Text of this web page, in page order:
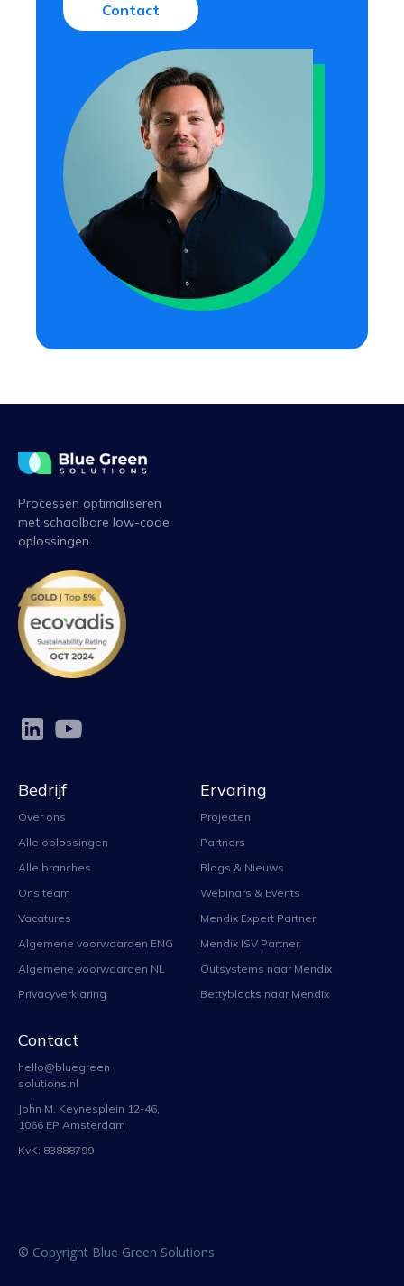
Contact
Processen optimaliseren
met schaalbare low-code
oplossingen.
Bedrijf
Over ons
Alle oplossingen
Alle branches
Ons team
Vacatures
Algemene voorwaarden ENG
Algemene voorwaarden NL
Privacyverklaring
Ervaring
Projecten
Partners
Blogs & Nieuws
Webinars & Events
Mendix Expert Partner
Mendix ISV Partner
Outsystems naar Mendix
Bettyblocks naar Mendix
Contact
hello@bluegreen
solutions.nl
John M. Keynesplein 12-46,
1066 EP Amsterdam
KvK: 83888799
© Copyright Blue Green Solutions.